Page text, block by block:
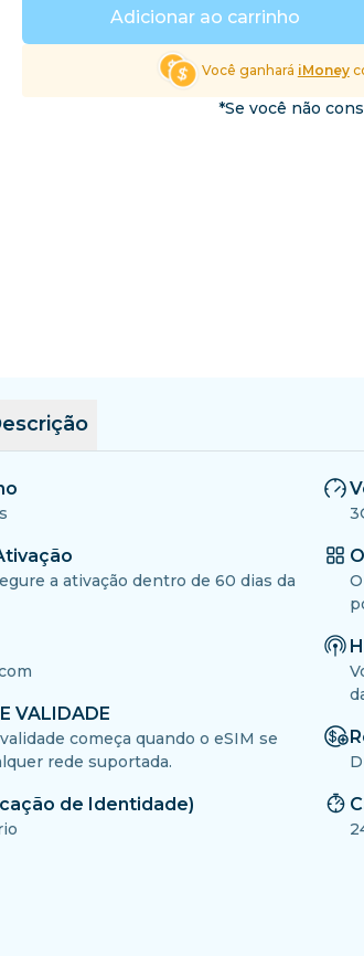
Explore Todos os
Adicionar ao carrinho
Você ganhará iMoney
*Se você não
a ativação dentro de 60 dias da
VALIDADE
começa quando o eSIM se
rede suportada.
de Identidade)